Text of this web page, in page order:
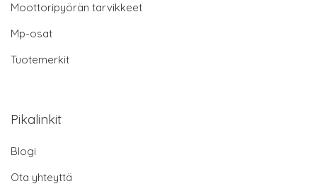
Moottoripyörän tarvikkeet
Mp-osat
Tuotemerkit
Pikalinkit
Blogi
Ota yhteyttä